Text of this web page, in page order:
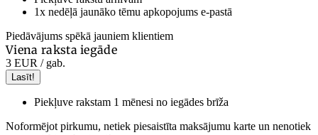
1x nedēļā jaunāko tēmu apkopojums e-pastā
Piedāvājums spēkā jauniem klientiem
Viena raksta iegāde
3 EUR / gab.
Lasīt!
Piekļuve rakstam 1 mēnesi no iegādes brīža
Noformējot pirkumu, netiek piesaistīta maksājumu karte un nenotiek